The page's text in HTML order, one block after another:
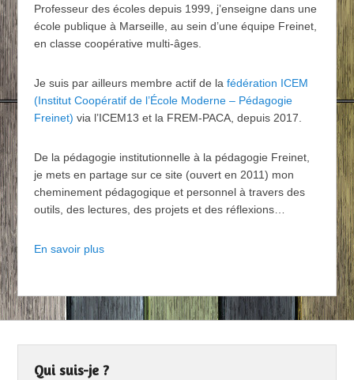
Professeur des écoles depuis 1999, j’enseigne dans une
école publique à Marseille, au sein d’une équipe Freinet,
en classe coopérative multi-âges.
Je suis par ailleurs membre actif de la fédération ICEM
(Institut Coopératif de l’École Moderne – Pédagogie
Freinet) via l’ICEM13 et la FREM-PACA, depuis 2017.
De la pédagogie institutionnelle à la pédagogie Freinet,
je mets en partage sur ce site (ouvert en 2011) mon
cheminement pédagogique et personnel à travers des
outils, des lectures, des projets et des réflexions…
En savoir plus
Qui suis-je ?